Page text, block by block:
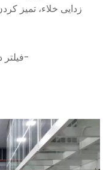
زدایی خلاء، تمیز
-فیلتر